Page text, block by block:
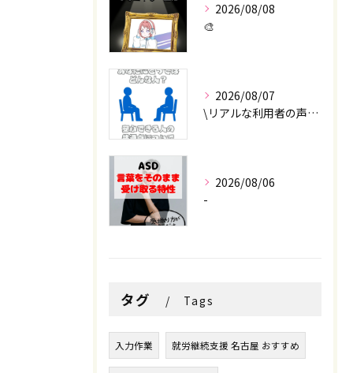
2026/08/08
🎨
2026/08/07
\リアルな利用者の声📣/
2026/08/06
-
タグ Tags
入力作業 就労継続支援 名古屋 おすすめ